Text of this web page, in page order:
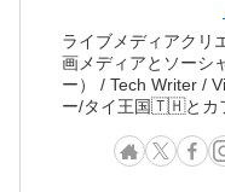
ライブメディアクリ
画メディアとソーシ
ー） / Tech Writer /
ー/タイ王国🇹🇭とカ